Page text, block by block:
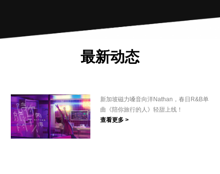
最新动态
新加坡磁力嗓音向洋Nathan，春日R&B单
曲《陪你旅行的人》轻甜上线！
查看更多 >